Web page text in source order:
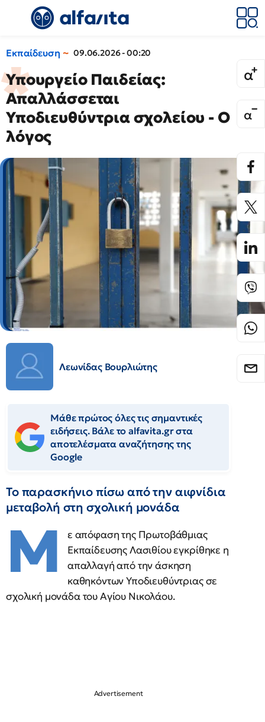
Εκπαίδευση 09.06.2026 - 00:20
Υπουργείο Παιδείας:
Απαλλάσσεται
Υποδιευθύντρια σχολείου - Ο
λόγος
Λεωνίδας Βουρλιώτης
Μάθε πρώτος όλες τις σημαντικές
ειδήσεις. Βάλε το alfavita.gr στα
αποτελέσματα αναζήτησης της
Google
Το παρασκήνιο πίσω από την αιφνίδια
μεταβολή στη σχολική μονάδα
Μ
ε απόφαση της Πρωτοβάθμιας
Εκπαίδευσης Λασιθίου εγκρίθηκε η
απαλλαγή από την άσκηση
καθηκόντων Υποδιευθύντριας σε
σχολική μονάδα του Αγίου Νικολάου.